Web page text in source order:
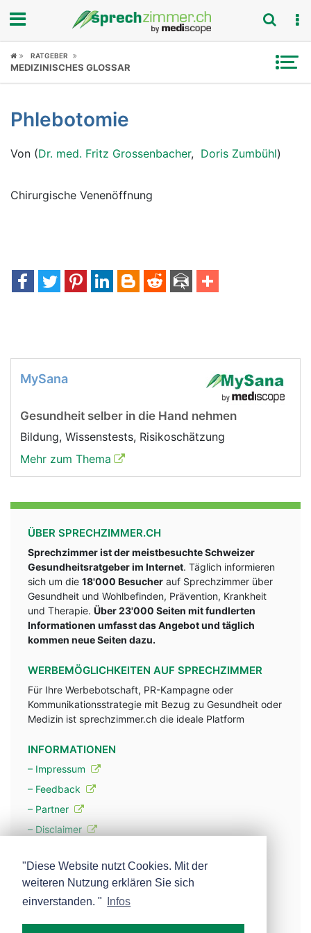
Fokus
Symptome
Untersuchungen
News
RATGEBER
MEDIZINISCHES GLOSSAR
Phlebotomie
Von (Dr. med. Fritz Grossenbacher, Doris Zumbühl)
Chirurgische Venenöffnung
MySana
Gesundheit selber in die Hand nehmen
Bildung, Wissenstests, Risikoschätzung
Mehr zum Thema
ÜBER SPRECHZIMMER.CH
Sprechzimmer ist der meistbesuchte Schweizer
Gesundheitsratgeber im Internet. Täglich informieren
sich um die 18'000 Besucher auf Sprechzimmer über
Gesundheit und Wohlbefinden, Prävention, Krankheit
und Therapie. Über 23'000 Seiten mit fundlerten
Informationen umfasst das Angebot und täglich
kommen neue Seiten dazu.
WERBEMÖGLICHKEITEN AUF SPRECHZIMMER
Für Ihre Werbebotschaft, PR-Kampagne oder
Kommunikationsstrategie mit Bezug zu Gesundheit oder
Medizin ist sprechzimmer.ch die ideale Platform
INFORMATIONEN
– Impressum
– Feedback
– Partner
– Disclaimer
– Werbung
– Mehr über unsere Experten
"Diese Website nutzt Cookies. Mit der
weiteren Nutzung erklären Sie sich
einverstanden. "
Infos